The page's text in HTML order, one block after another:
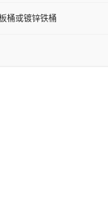
桶或镀锌铁桶